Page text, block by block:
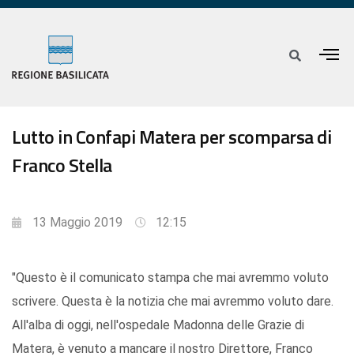
Lutto in Confapi Matera per scomparsa di
Franco Stella
13 Maggio 2019 12:15
"Questo è il comunicato stampa che mai avremmo voluto
scrivere. Questa è la notizia che mai avremmo voluto dare.
All'alba di oggi, nell'ospedale Madonna delle Grazie di
Matera, è venuto a mancare il nostro Direttore, Franco